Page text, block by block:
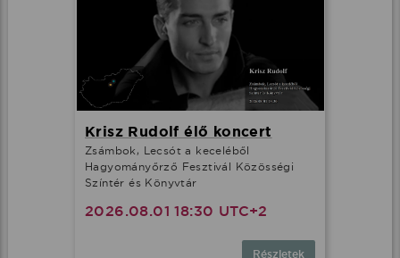
Krisz Rudolf élő koncert
Zsámbok, Lecsót a keceléből
Hagyományőrző Fesztivál Közösségi
Színtér és Könyvtár
2026.08.01 18:30 UTC+2
Részletek